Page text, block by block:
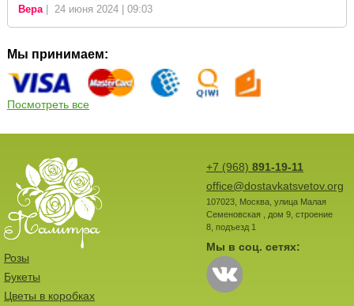
Вера| 24 июня 2024 | 09:03
Мы принимаем:
Посмотреть все
+7 (968) 891-19-11
office@dostavkatsvetov.org
107023, Москва, улица Малая
Семеновская , дом 9, строение
8, подъезд 1
Мы в соц. сетях:
Розы
Букеты
Цветы в коробках